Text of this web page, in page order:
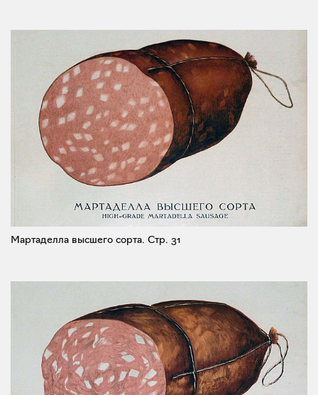
Мартаделла высшего сорта. Стр. 31